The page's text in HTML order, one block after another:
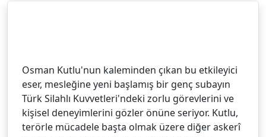
Osman Kutlu'nun kaleminden çıkan bu etkileyici
eser, mesleğine yeni başlamış bir genç subayın
Türk Silahlı Kuvvetleri'ndeki zorlu görevlerini ve
kişisel deneyimlerini gözler önüne seriyor. Kutlu,
terörle mücadele başta olmak üzere diğer askerî